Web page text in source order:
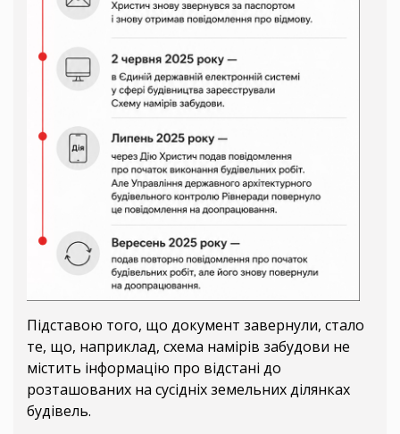
Підставою того, що документ завернули, стало
те, що, наприклад, схема намірів забудови не
містить інформацію про відстані до
розташованих на сусідніх земельних ділянках
будівель.